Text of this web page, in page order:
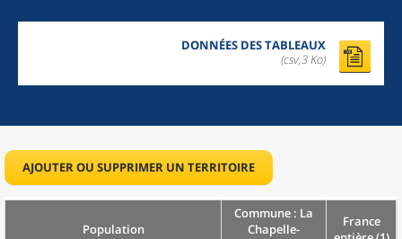
DONNÉES DES TABLEAUX
(csv,3 Ko)
AJOUTER OU SUPPRIMER UN TERRITOIRE
Population
Commune : La
Chapelle-
France